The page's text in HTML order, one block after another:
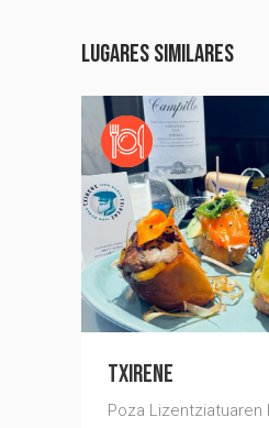
Lugares similares
TXIRENE
Poza Lizentziatuaren
ONCE ALDEANOS
Aretxabaleta Bidea,